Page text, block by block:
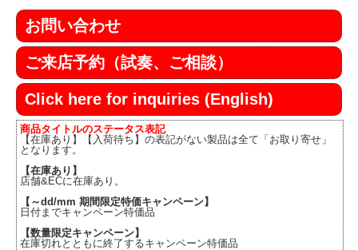
お問い合わせ
ご来店予約（試奏、ご相談）
Click here for inquiries (English)
商品タイトルのステータス表記
【在庫あり】【入荷待ち】の表記がない製品は全て「お取り寄せ」
となります。
【在庫あり】
店舗&ECに在庫あり。
【～dd/mm 期間限定特価キャンペーン】
日付までキャンペーン特価品
【数量限定キャンペーン】
在庫切れとともに終了するキャンペーン特価品